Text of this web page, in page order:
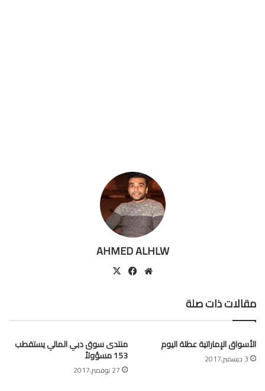
AHMED ALHLW
موقعفيسبوك
مقالات ذات صلة
الأسواق الإماراتية عطلة اليوم
3 ديسمبر,2017
منتدى سوق دبي المالي يستقطب
153 مسؤولاً
27 نوفمبر,2017